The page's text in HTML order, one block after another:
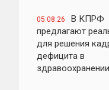
05.08.26
В КПРФ
предлагают
для решения
дефицита в
здравоохранении